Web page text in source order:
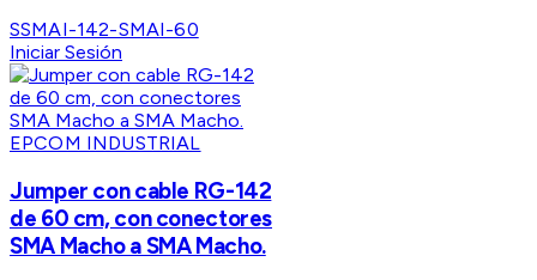
SSMAI-142-SMAI-60
Iniciar Sesión
EPCOM INDUSTRIAL
Jumper con cable RG-142
de 60 cm, con conectores
SMA Macho a SMA Macho.